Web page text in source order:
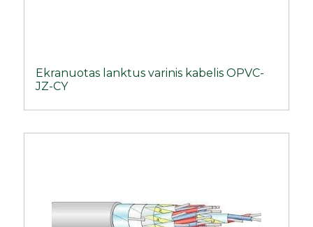
Ekranuotas lanktus varinis kabelis OPVC-
JZ-CY